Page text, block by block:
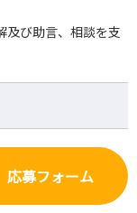
び助言、相談を支
応募フォーム